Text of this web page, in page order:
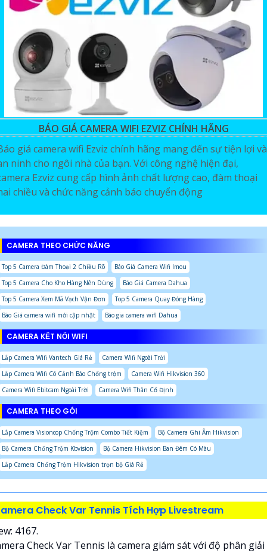
BÁO GIÁ CAMERA WIFI EZVIZ CHÍNH HÃNG
giá camera wifi Ezviz chính hãng mang đến sự tiện lợi và
ninh cho ngôi nhà của bạn. Với công nghệ hiện đại,
Ezviz cung cấp hình ảnh chất lượng cao, đàm thoại
chiều và chức năng cảnh báo chuyển động
CAMERA THEO CHỨC NĂNG
Top 5 Camera Đàm Thoại 2 Chiều Rõ
Báo Giá Camera Wifi Imou
Top 5 Camera Cho Kho Hàng Nên Dùng
Báo Giá Camera Dahua
Top 5 Camera Xem Mã Vạch Vận Đơn
Top 5 Camera Quay Đóng Hàng
Báo Giá camera wifi mới cập nhật
Báo gia camera wifi Dahua
CAMERA KẾT NỐI WIFI
Lắp Camera Wifi Vantech Giá Rẻ
Camera Wifi Ngoài Trời
Lắp Camera Wifi Có Cảnh Báo Chống trộm
Camera Wifi Hikvision 360
Camera Wifi Ebitcam Ngoài Trời
Camera Wifi Thân Cố Định
CAMERA THEO GÓI
Lắp Camera Visioncop Chống Trộm Combo Tiết Kiệm
Bộ Camera Ghi Âm Hikvision
Bộ Camera Chống Trộm Kbvision
Bộ Camera Hikvision Ban Đêm Có Màu
Lắp Camera Chống Trộm Hikvision trọn bộ Giá Rẻ
Check Var Tennis Tích Hợp Livestream
4167.
Check Var Tennis là camera giám sát với độ phân giải